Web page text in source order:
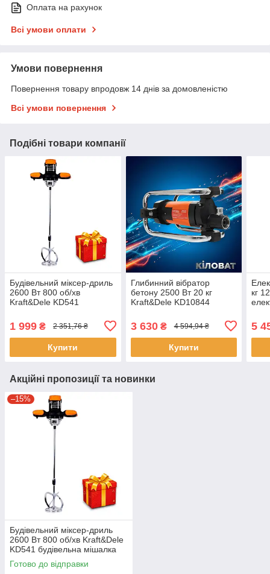
Оплата на рахунок
Всі умови оплати
Умови повернення
Повернення товару впродовж 14 днів за домовленістю
Всі умови повернення
Подібні товари компанії
Будівельний міксер-дриль
2600 Вт 800 об/хв
Kraft&Dele KD541
електроміксер для
будівельних сумішей
міксери
1 999 ₴ 2 351,76 ₴
Купити
Глибинний вібратор
бетону 2500 Вт 20 кг
Kraft&Dele KD10844
сумішей глибинний
будівельний вібратор
3 630₴ 4 594,94 ₴
Купити
кг
на
5
Акційні пропозиції та новинки
–15%
Будівельний міксер-дриль
2600 Вт 800 об/хв Kraft&Dele
KD541 будівельна мішалка
електроміксер для
будівельних сумішей міксери
Готово до відправки